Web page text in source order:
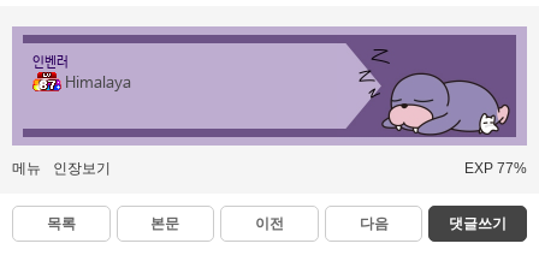
인벤러
Himalaya
메뉴 인장보기 EXP 77%
목록 본문 이전 다음 댓글쓰기